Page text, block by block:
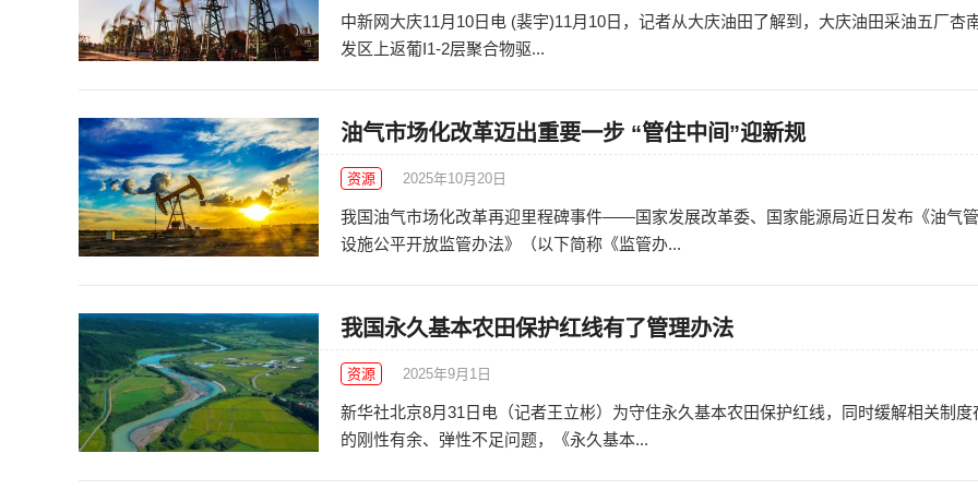
中新网大庆11月10日电 (裴宇)11月10日，记者从大庆油田了解到，大庆油田采油五厂杏
发区上返葡I1-2层聚合物驱...
油气市场化改革迈出重要一步 “管住中间”迎新规
资源 2025年10月20日
我国油气市场化改革再迎里程碑事件——国家发展改革委、国家能源局近日发布《油气
设施公平开放监管办法》（以下简称《监管办...
我国永久基本农田保护红线有了管理办法
资源 2025年9月1日
新华社北京8月31日电（记者王立彬）为守住永久基本农田保护红线，同时缓解相关制度
的刚性有余、弹性不足问题，《永久基本...